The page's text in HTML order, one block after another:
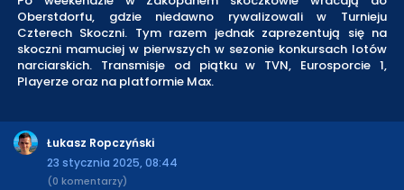
Oberstdorfu, gdzie niedawno rywalizowali w Turnieju
Czterech Skoczni. Tym razem jednak zaprezentują się na
skoczni mamuciej w pierwszych w sezonie konkursach lotów
narciarskich. Transmisje od piątku w TVN, Eurosporcie 1,
Playerze oraz na platformie Max.
Łukasz Ropczyński
23 stycznia 2025, 08:44
(0 komentarzy)